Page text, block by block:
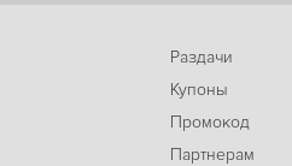
Раздачи
Купоны
Промокод
Партнерам